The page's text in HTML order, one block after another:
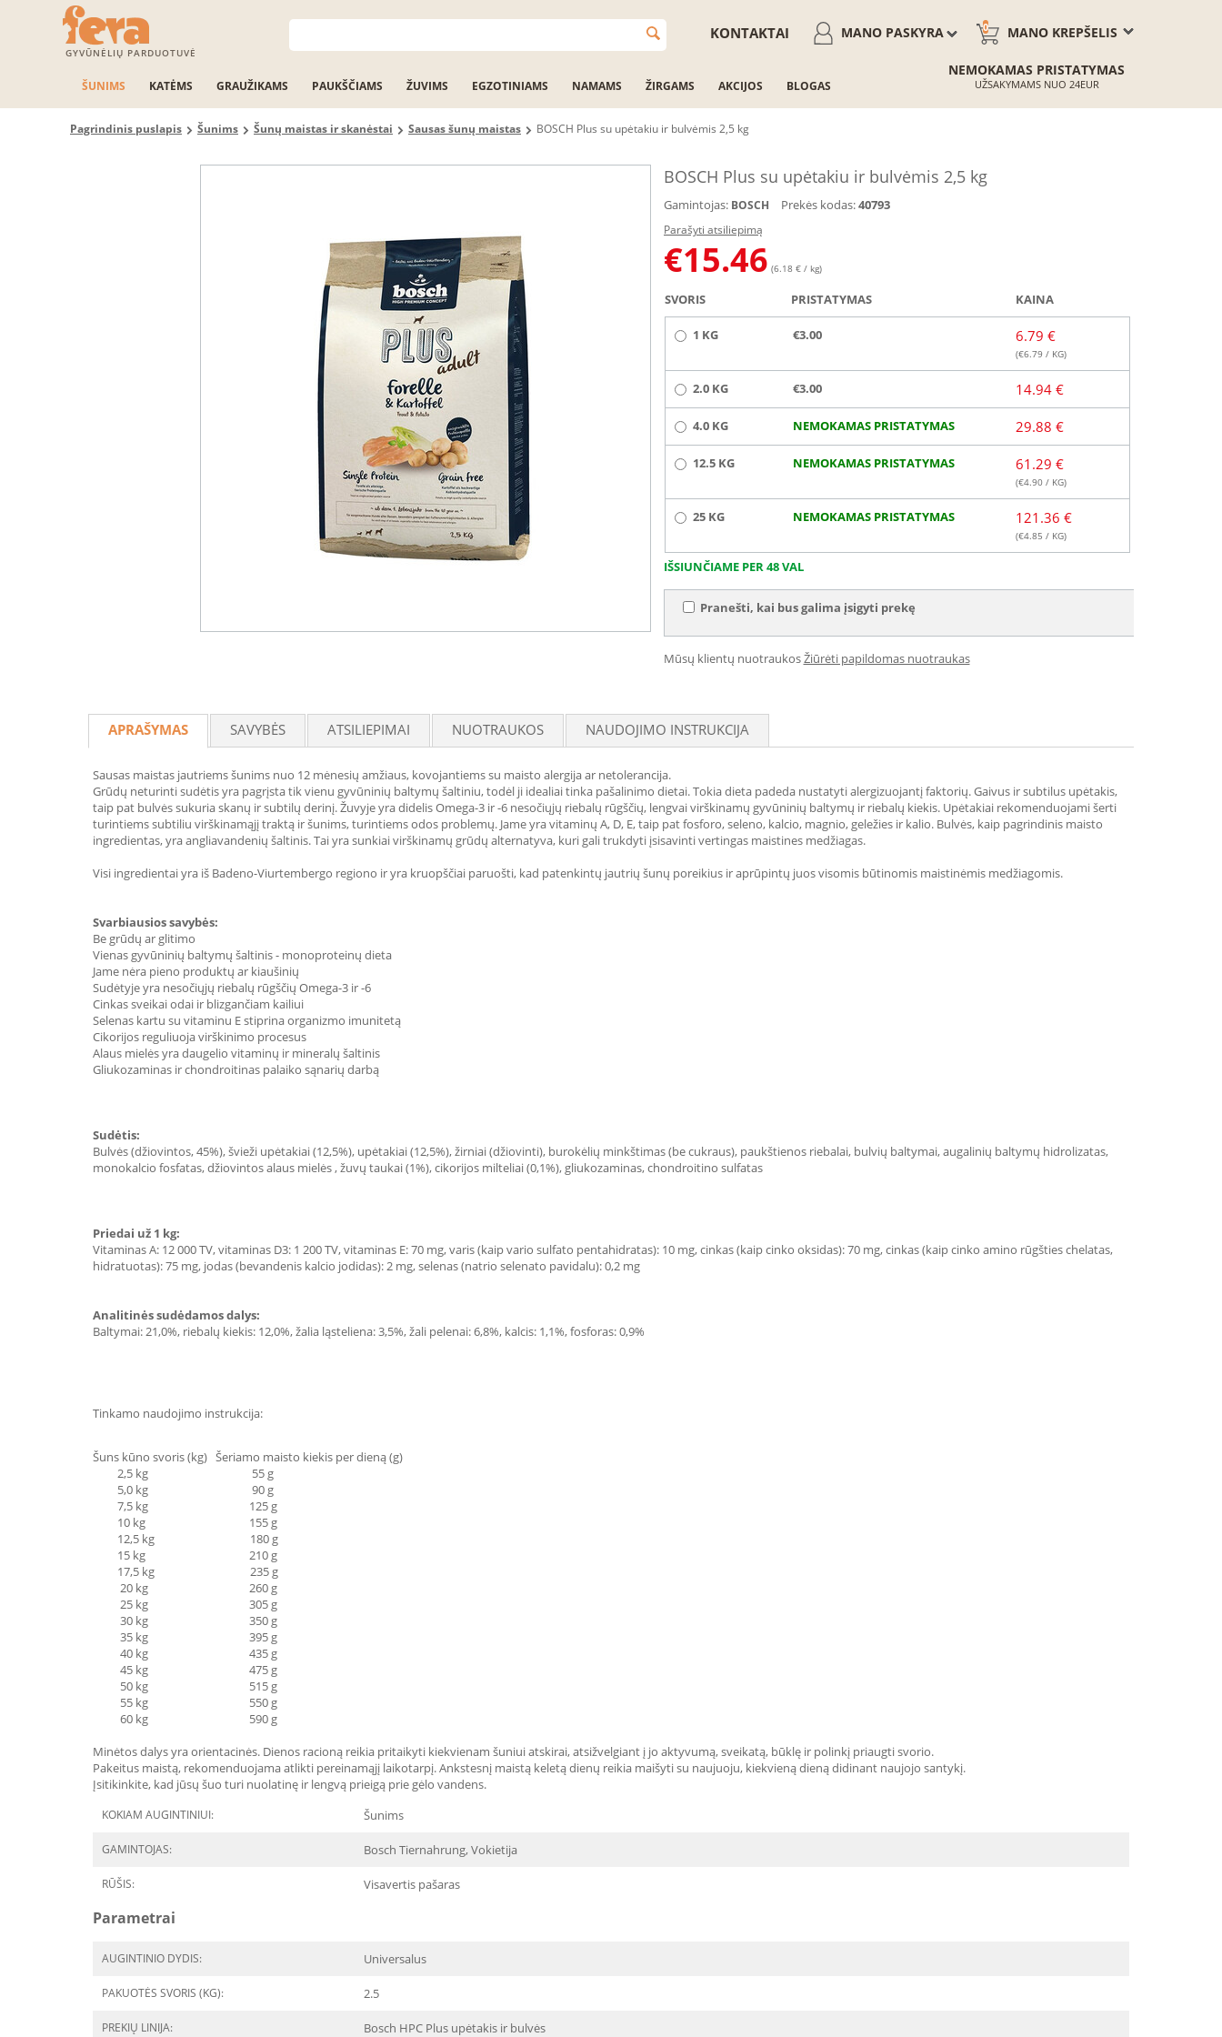
GYVŪNĖLIŲ PARDUOTUVĖ
MANO KREPŠELIS
0
MANO PASKYRA
KONTAKTAI
ŠUNIMS KATĖMS GRAUŽIKAMS PAUKŠČIAMS ŽUVIMS EGZOTINIAMS NAMAMS ŽIRGAMS AKCIJOS BLOGAS
NEMOKAMAS PRISTATYMAS
UŽSAKYMAMS NUO 24EUR
Pagrindinis puslapis Šunims Šunų maistas ir skanėstai Sausas šunų maistas BOSCH Plus su upėtakiu ir bulvėmis 2,5 kg
BOSCH Plus su upėtakiu ir bulvėmis 2,5 kg
Gamintojas: BOSCH Prekės kodas:40793
Parašyti atsiliepimą
€15.46 (6.18 € / kg)
SVORIS PRISTATYMAS KAINA
1 KG €3.00 6.79 €
(€6.79 / KG)
2.0 KG €3.00 14.94 €
4.0 KG NEMOKAMAS PRISTATYMAS 29.88 €
12.5 KG NEMOKAMAS PRISTATYMAS 61.29 €
(€4.90/ KG)
25 KG NEMOKAMAS PRISTATYMAS 121.36 €
(€4.85 / KG)
IŠSIUNČIAME PER 48 VAL
Pranešti, kai bus galima įsigyti prekę
Mūsų klientų nuotraukosŽiūrėti papildomas nuotraukas
APRAŠYMAS SAVYBĖS ATSILIEPIMAI NUOTRAUKOS NAUDOJIMO INSTRUKCIJA
Sausas maistas jautriems šunims nuo 12 mėnesių amžiaus, kovojantiems su maisto alergija ar netolerancija.
Grūdų neturinti sudėtis yra pagrįsta tik vienu gyvūninių baltymų šaltiniu, todėl ji idealiai tinka pašalinimo dietai. Tokia dieta padeda nustatyti alergizuojantį faktorių. Gaivus ir subtilus upėtakis,
taip pat bulvės sukuria skanų ir subtilų derinį. Žuvyje yra didelis Omega-3 ir -6 nesočiųjų riebalų rūgščių, lengvai virškinamų gyvūninių baltymų ir riebalų kiekis. Upėtakiai rekomenduojami šerti
turintiems subtiliu virškinamąjį traktą ir šunims, turintiems odos problemų. Jame yra vitaminų A, D, E, taip pat fosforo, seleno, kalcio, magnio, geležies ir kalio. Bulvės, kaip pagrindinis maisto
ingredientas, yra angliavandenių šaltinis. Tai yra sunkiai virškinamų grūdų alternatyva, kuri gali trukdyti įsisavinti vertingas maistines medžiagas.
Visi ingredientai yra iš Badeno-Viurtembergo regiono ir yra kruopščiai paruošti, kad patenkintų jautrių šunų poreikius ir aprūpintų juos visomis būtinomis maistinėmis medžiagomis.
Svarbiausios savybės:
Be grūdų ar glitimo
Vienas gyvūninių baltymų šaltinis - monoproteinų dieta
Jame nėra pieno produktų ar kiaušinių
Sudėtyje yra nesočiųjų riebalų rūgščių Omega-3 ir -6
Cinkas sveikai odai ir blizgančiam kailiui
Selenas kartu su vitaminu E stiprina organizmo imunitetą
Cikorijos reguliuoja virškinimo procesus
Alaus mielės yra daugelio vitaminų ir mineralų šaltinis
Gliukozaminas ir chondroitinas palaiko sąnarių darbą
Sudėtis:
Bulvės (džiovintos, 45%), švieži upėtakiai (12,5%), upėtakiai (12,5%), žirniai (džiovinti), burokėlių minkštimas (be cukraus), paukštienos riebalai, bulvių baltymai, augalinių baltymų hidrolizatas,
monokalcio fosfatas, džiovintos alaus mielės , žuvų taukai (1%), cikorijos milteliai (0,1%), gliukozaminas, chondroitino sulfatas
Priedai už 1 kg:
Vitaminas A: 12 000 TV, vitaminas D3: 1 200 TV, vitaminas E: 70 mg, varis (kaip vario sulfato pentahidratas): 10 mg, cinkas (kaip cinko oksidas): 70 mg, cinkas (kaip cinko amino rūgšties chelatas,
hidratuotas): 75 mg, jodas (bevandenis kalcio jodidas): 2 mg, selenas (natrio selenato pavidalu): 0,2 mg
Analitinės sudėdamos dalys:
Baltymai: 21,0%, riebalų kiekis: 12,0%, žalia ląsteliena: 3,5%, žali pelenai: 6,8%, kalcis: 1,1%, fosforas: 0,9%
Tinkamo naudojimo instrukcija:
Šuns kūno svoris (kg) Šeriamo maisto kiekis per dieną (g)
2,5 kg 55 g
5,0 kg 90 g
7,5 kg 125 g
10 kg 155 g
12,5 kg 180 g
15 kg 210 g
17,5 kg 235 g
20 kg 260 g
25 kg 305 g
30 kg 350 g
35 kg 395 g
40 kg 435 g
45 kg 475 g
50 kg 515 g
55 kg 550 g
60 kg 590 g
Minėtos dalys yra orientacinės. Dienos racioną reikia pritaikyti kiekvienam šuniui atskirai, atsižvelgiant į jo aktyvumą, sveikatą, būklę ir polinkį priaugti svorio.
Pakeitus maistą, rekomenduojama atlikti pereinamąjį laikotarpį. Ankstesnį maistą keletą dienų reikia maišyti su naujuoju, kiekvieną dieną didinant naujojo santykį.
Įsitikinkite, kad jūsų šuo turi nuolatinę ir lengvą prieigą prie gėlo vandens.
KOKIAM AUGINTINIUI: Šunims
GAMINTOJAS: Bosch Tiernahrung, Vokietija
RŪŠIS: Visavertis pašaras
Parametrai
AUGINTINIO DYDIS: Universalus
PAKUOTĖS SVORIS (KG): 2.5
PREKIŲ LINIJA: Bosch HPC Plus upėtakis ir bulvės